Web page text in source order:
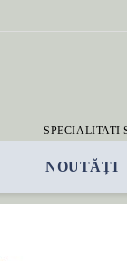
SPECIALITATI
NOUTĂȚI